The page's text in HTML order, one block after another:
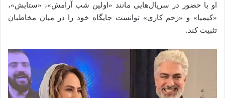
او با حضور در سریال‌هایی مانند «اولین شب آرامش»، «ستایش»،
«کیمیا» و «زخم کاری» توانست جایگاه خود را در میان مخاطبان
تثبیت کند.